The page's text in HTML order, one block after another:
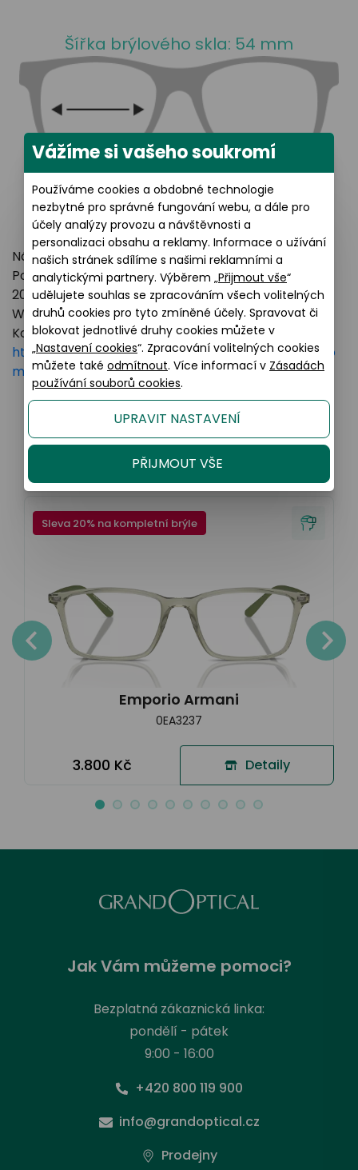
Šířka brýlového skla: 54 mm
Název výrobce: LUXOTTICA GROUP
Poštovní adresa: Piazzale Luigi Cadorna 3 Milano,
20123 Italy
Webové stránky:https://www.essilorluxottica.com
Kontakt:
https://www.essilorluxottica.com/en/brands/custo
mer-care
Podobné produkty
Sleva 20% na kompletní brýle
Emporio Armani
0EA3237
3.800 Kč Detaily
Jak Vám můžeme pomoci?
Bezplatná zákaznická linka:
pondělí - pátek
9:00 - 16:00
+420 800 119 900
info@grandoptical.cz
Prodejny
Vážíme si vašeho soukromí
Používáme cookies a obdobné technologie
nezbytné pro správné fungování webu, a dále pro
účely analýzy provozu a návštěvnosti a
personalizaci obsahu a reklamy. Informace o užívání
našich stránek sdílíme s našimi reklamními a
analytickými partnery. Výběrem „Přijmout vše“
udělujete souhlas se zpracováním všech volitelných
druhů cookies pro tyto zmíněné účely. Spravovat či
blokovat jednotlivé druhy cookies můžete v
„Nastavení cookies“. Zpracování volitelných cookies
můžete také odmítnout. Více informací v Zásadách
používání souborů cookies.
UPRAVIT NASTAVENÍ
PŘIJMOUT VŠE